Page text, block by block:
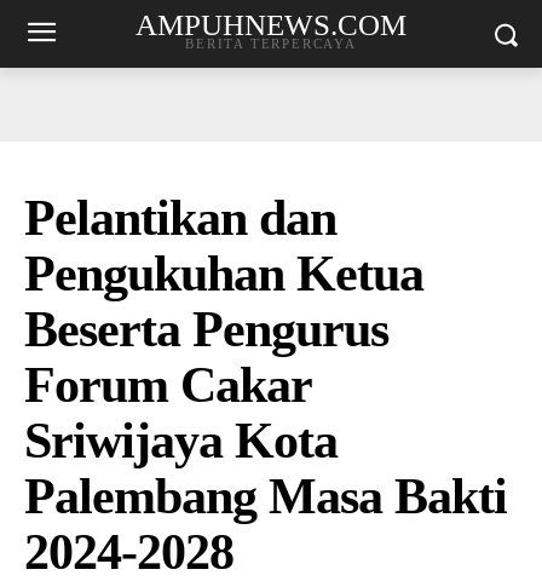
AMPUHNEWS.COM
BERITA TERPERCAYA
Pelantikan dan
Pengukuhan Ketua
Beserta Pengurus
Forum Cakar
Sriwijaya Kota
Palembang Masa Bakti
2024-2028